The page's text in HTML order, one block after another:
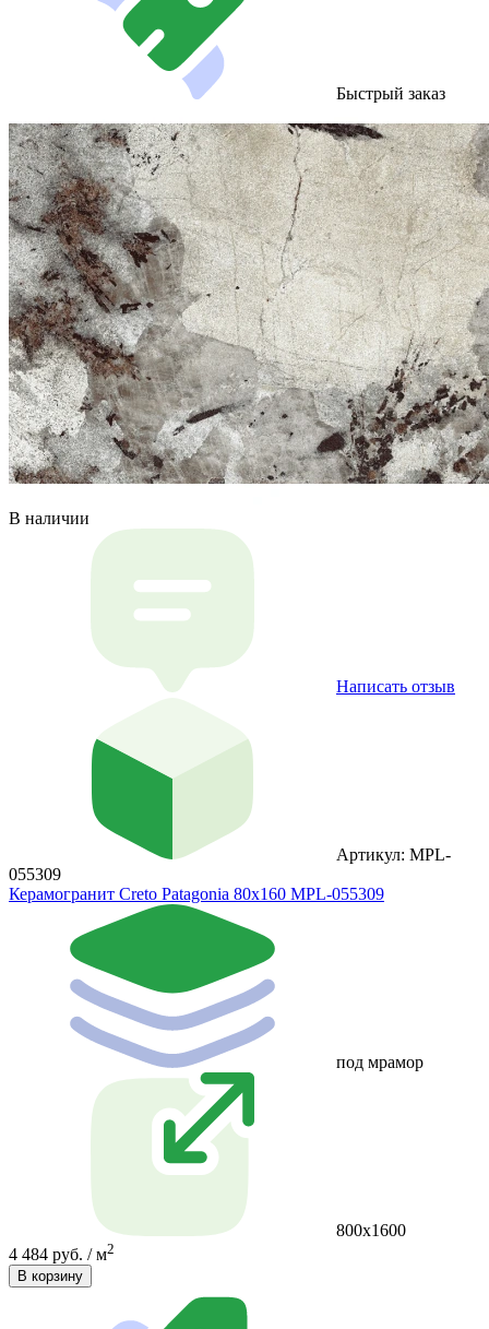
Быстрый заказ
В наличии
Написать отзыв
Артикул: MPL-
055309
Керамогранит Creto Patagonia 80х160 MPL-055309
под мрамор
800х1600
4 484 руб. / м2
В корзину